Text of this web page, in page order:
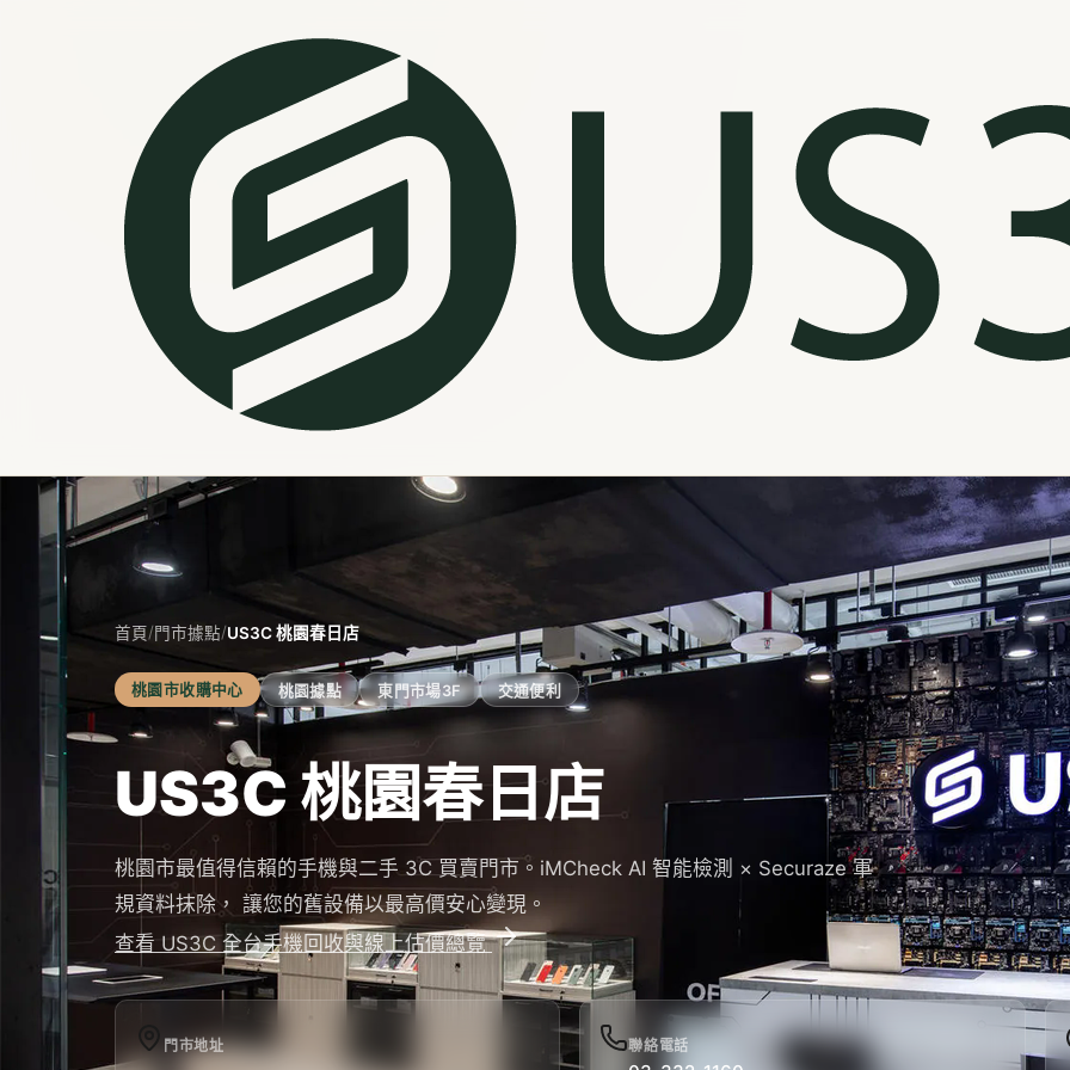
首頁/門市據點/US3C 桃園春日店
桃園市收購中心 桃園據點 東門市場3F 交通便利
US3C 桃園春日店
桃園市最值得信賴的手機與二手 3C 買賣門市。iMCheck AI 智能檢測 × Securaze 軍
規資料抹除， 讓您的舊設備以最高價安心變現。
查看 US3C 全台手機回收與線上估價總覽
門市地址 聯絡電話